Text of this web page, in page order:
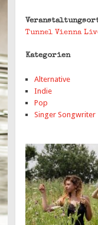
Tunnel Vienna
Kategorien
Alternative
Indie
Pop
Singer Songwriter